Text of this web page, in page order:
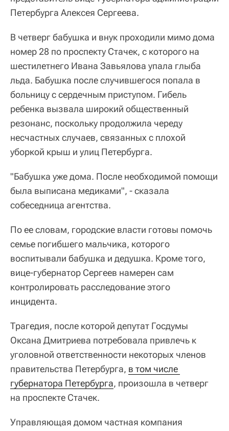
Петербурга Алексея Сергеева.
В четверг бабушка и внук проходили мимо дома
номер 28 по проспекту Стачек, с которого на
шестилетнего Ивана Завьялова упала глыба
льда. Бабушка после случившегося попала в
больницу с сердечным приступом. Гибель
ребенка вызвала широкий общественный
резонанс, поскольку продолжила череду
несчастных случаев, связанных с плохой
уборкой крыш и улиц Петербурга.
"Бабушка уже дома. После необходимой помощи
была выписана медиками", - сказала
собеседница агентства.
По ее словам, городские власти готовы помочь
семье погибшего мальчика, которого
воспитывали бабушка и дедушка. Кроме того,
вице-губернатор Сергеев намерен сам
контролировать расследование этого
инцидента.
Трагедия, после которой депутат Госдумы
Оксана Дмитриева потребовала привлечь к
уголовной ответственности некоторых членов
правительства Петербурга, в том числе
губернатора Петербурга, произошла в четверг
на проспекте Стачек.
Управляющая домом частная компания